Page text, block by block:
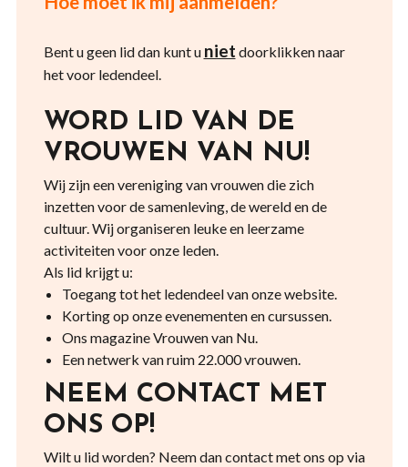
Bent u geen lid dan kunt u niet doorklikken naar
het voor ledendeel.
WORD LID VAN DE
VROUWEN VAN NU!
Wij zijn een vereniging van vrouwen die zich
inzetten voor de samenleving, de wereld en de
cultuur. Wij organiseren leuke en leerzame
activiteiten voor onze leden.
Als lid krijgt u:
Toegang tot het ledendeel van onze website.
Korting op onze evenementen en cursussen.
Ons magazine Vrouwen van Nu.
Een netwerk van ruim 22.000 vrouwen.
NEEM CONTACT MET
ONS OP!
Wilt u lid worden? Neem dan contact met ons op via